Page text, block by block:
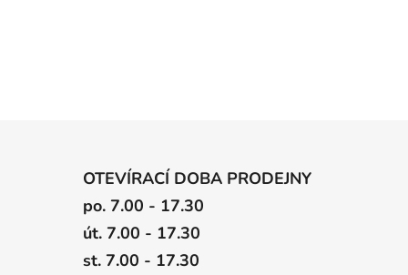
OTEVÍRACÍ DOBA PRODEJNY
po. 7.00 - 17.30
út. 7.00 - 17.30
st. 7.00 - 17.30